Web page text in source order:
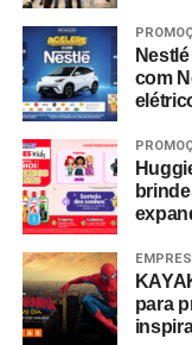
com
para